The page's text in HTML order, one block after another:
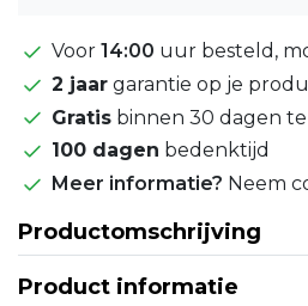
Voor 14:00 uur besteld,
2 jaar garantie op je
Gratis binnen 30 dagen
100 dagen bedenktijd
Meer informatie? Neem
Productomschrijving
Product informatie